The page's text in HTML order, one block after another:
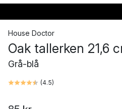
House Doctor
Oak tallerken 21,6
Grå-blå
(4.5)